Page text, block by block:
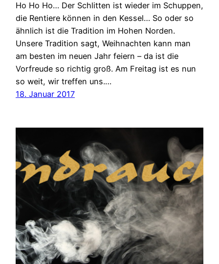
Ho Ho Ho… Der Schlitten ist wieder im Schuppen,
die Rentiere können in den Kessel… So oder so
ähnlich ist die Tradition im Hohen Norden.
Unsere Tradition sagt, Weihnachten kann man
am besten im neuen Jahr feiern – da ist die
Vorfreude so richtig groß. Am Freitag ist es nun
so weit, wir treffen uns.…
18. Januar 2017